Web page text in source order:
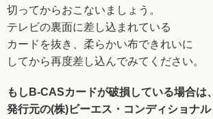
切ってからおこないましょう。
テレビの裏面に差し込まれている
カードを抜き、 柔らかい布できれいに
してから再度差し込んでみてください。
もしB-CASカードが破損している場合は、
発行元の(株)ビーエス・コンディショナル